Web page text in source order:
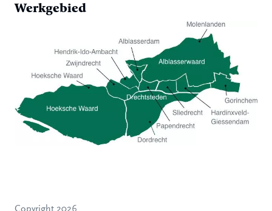
Werkgebied
Copyright 2026